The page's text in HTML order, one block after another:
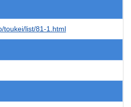
toukei/list/81-1.html